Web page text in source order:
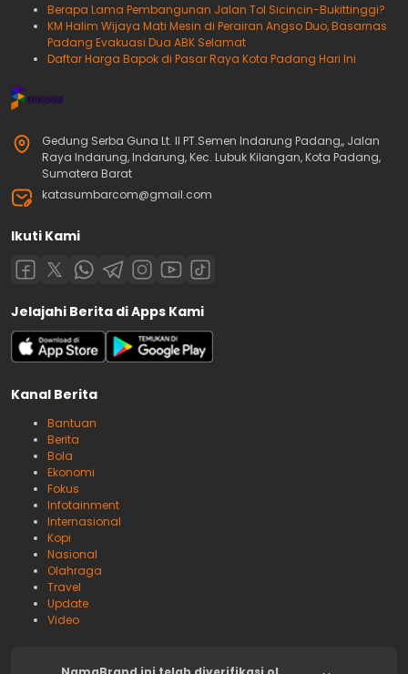
Berapa Lama Pembangunan Jalan Tol Sicincin-Bukittinggi?
KM Halim Wijaya Mati Mesin di Perairan Angso Duo, Basarnas
Padang Evakuasi Dua ABK Selamat
Daftar Harga Bapok di Pasar Raya Kota Padang Hari Ini
Gedung Serba Guna Lt. II PT.Semen Indarung Padang,, Jalan
Raya Indarung, Indarung, Kec. Lubuk Kilangan, Kota Padang,
Sumatera Barat
katasumbarcom@gmail.com
Ikuti Kami
Jelajahi Berita di Apps Kami
Kanal Berita
Bantuan
Berita
Bola
Ekonomi
Fokus
Infotainment
Internasional
Kopi
Nasional
Olahraga
Travel
Update
Video